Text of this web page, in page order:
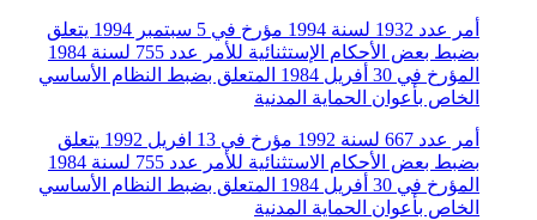
أمر عدد 1932 لسنة 1994 مؤرخ في 5 سبتمبر 1994 يتعلق
بضبط بعض الأحكام الإستثنائية للأمر عدد 755 لسنة 1984
المؤرخ في 30 أفريل 1984 المتعلق بضبط النظام الأساسي
الخاص بأعوان الحماية المدنية
أمر عدد 667 لسنة 1992 مؤرخ في 13 افريل 1992 يتعلق
بضبط بعض الأحكام الاستثنائية للأمر عدد 755 لسنة 1984
المؤرخ في 30 أفريل 1984 المتعلق بضبط النظام الأساسي
الخاص بأعوان الحماية المدنية